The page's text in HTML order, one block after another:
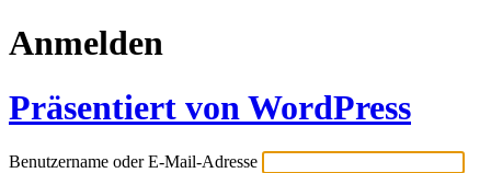
Anmelden
Präsentiert von WordPress
Benutzername oder E-Mail-Adresse